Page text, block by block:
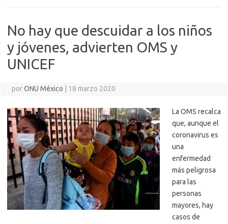
No hay que descuidar a los niños
y jóvenes, advierten OMS y
UNICEF
porONU México 18 marzo 2020
La OMS recalca
que, aunque el
coronavirus es
una
enfermedad
más peligrosa
para las
personas
mayores, hay
casos de